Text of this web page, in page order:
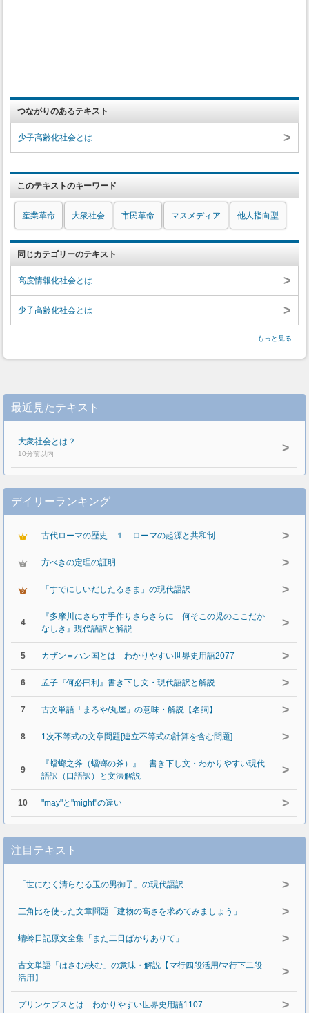
つながりのあるテキスト
少子高齢化社会とは >
このテキストのキーワード
産業革命 大衆社会 市民革命 マスメディア 他人指向型
同じカテゴリーのテキスト
高度情報化社会とは >
少子高齢化社会とは >
もっと見る
最近見たテキスト
大衆社会とは？
10分前以内 >
デイリーランキング
古代ローマの歴史 １ ローマの起源と共和制 >
方べきの定理の証明 >
「すでにしいだしたるさま」の現代語訳 >
4
『多摩川にさらす手作りさらさらに 何そこの児のここだか
なしき』現代語訳と解説
>
5 カザン＝ハン国とは わかりやすい世界史用語2077 >
6 孟子『何必曰利』書き下し文・現代語訳と解説 >
7 古文単語「まろや/丸屋」の意味・解説【名詞】 >
8 1次不等式の文章問題[連立不等式の計算を含む問題] >
9
『蟷螂之斧（蟷螂の斧）』 書き下し文・わかりやすい現代
語訳（口語訳）と文法解説
>
10 "may"と"might"の違い >
注目テキスト
「世になく清らなる玉の男御子」の現代語訳 >
三角比を使った文章問題「建物の高さを求めてみましょう」 >
蜻蛉日記原文全集「また二日ばかりありて」 >
古文単語「はさむ/挟む」の意味・解説【マ行四段活用/マ行下二段
活用】
>
プリンケプスとは わかりやすい世界史用語1107 >